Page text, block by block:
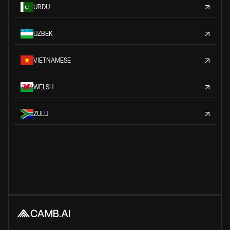
URDU
UZBEK
VIETNAMESE
WELSH
ZULU